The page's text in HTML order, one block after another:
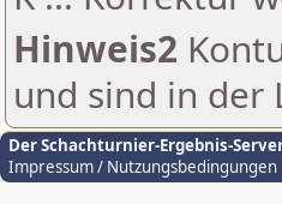
Hinweis2
und sind in der
Der Schachturnier-Ergebnis-
Impressum / Nutzungsbedingungen